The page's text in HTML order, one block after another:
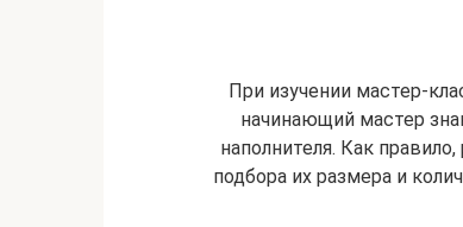
При изучении мастер-
начинающий мастер
наполнителя. Как
подбора их размера и